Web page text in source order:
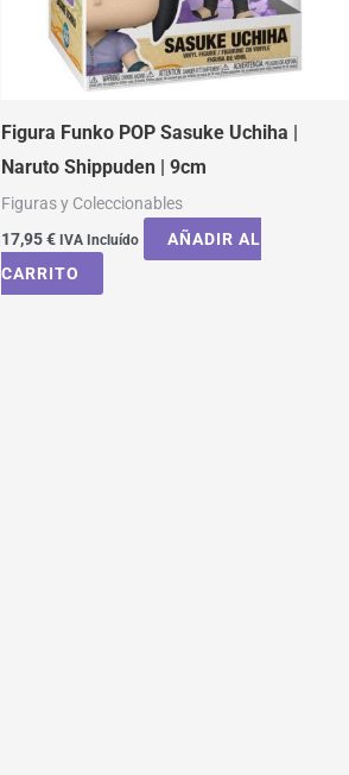
Figura Funko POP Sasuke Uchiha |
Naruto Shippuden | 9cm
Figuras y Coleccionables
17,95€ IVA Incluído
AÑADIR AL
CARRITO